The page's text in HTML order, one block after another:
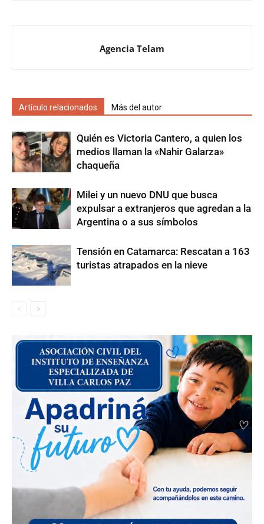
Agencia Telam
Artículo relacionados Más del autor
Quién es Victoria Cantero, a quien los
medios llaman la «Nahir Galarza»
chaqueña
Milei y un nuevo DNU que busca
expulsar a extranjeros que agredan a la
Argentina o a sus símbolos
Tensión en Catamarca: Rescatan a 163
turistas atrapados en la nieve